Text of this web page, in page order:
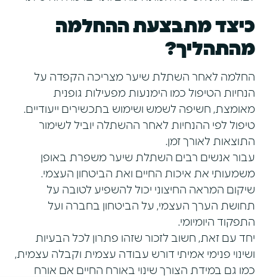
כיצד מתבצעת ההחלמה
מהתהליך?
החלמה לאחר השתלת שיער מצריכה הקפדה על
הנחיות הטיפול כמו הימנעות מפעילות גופנית
מאומצת, חשיפה לשמש ושימוש בתכשירים ייעודיים.
טיפול לפי ההנחיות לאחר ההשתלה יוביל לשימור
התוצאות לאורך זמן.
עבור אנשים רבים השתלת שיער משפרת באופן
משמעותי את איכות החיים ואת הביטחון העצמי.
שיקום המראה החיצוני יכול להשפיע לטובה על
תחושת הערך העצמי, על הביטחון בחברה ועל
התפקוד היומיומי.
יחד עם זאת, חשוב לזכור שזהו פתרון לכל הבעיות
ושינוי פנימי אמיתי דורש עבודה עצמית וקבלה עצמית,
כמו גם במידת הצורך שינוי באורח החיים אם אורח